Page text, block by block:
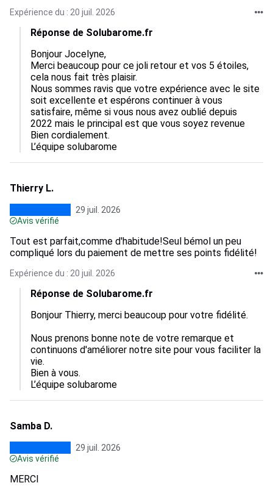
Expérience du : 20 juil. 2026
Réponse de Solubarome.fr
Bonjour Jocelyne,
Merci beaucoup pour ce joli retour et vos 5 étoiles,
cela nous fait très plaisir.
Nous sommes ravis que votre expérience avec le site
soit excellente et espérons continuer à vous
satisfaire, même si vous nous avez oublié depuis
2022 mais le principal est que vous soyez revenue
Bien cordialement.
L’équipe solubarome
Thierry L.
29 juil. 2026
Avis vérifié
Tout est parfait,comme d'habitude!Seul bémol un peu
compliqué lors du paiement de mettre ses points fidélité!
Expérience du : 20 juil. 2026
Réponse de Solubarome.fr
Bonjour Thierry, merci beaucoup pour votre fidélité.
Nous prenons bonne note de votre remarque et
continuons d'améliorer notre site pour vous faciliter la
vie.
Bien à vous.
L’équipe solubarome
Samba D.
29 juil. 2026
Avis vérifié
MERCI